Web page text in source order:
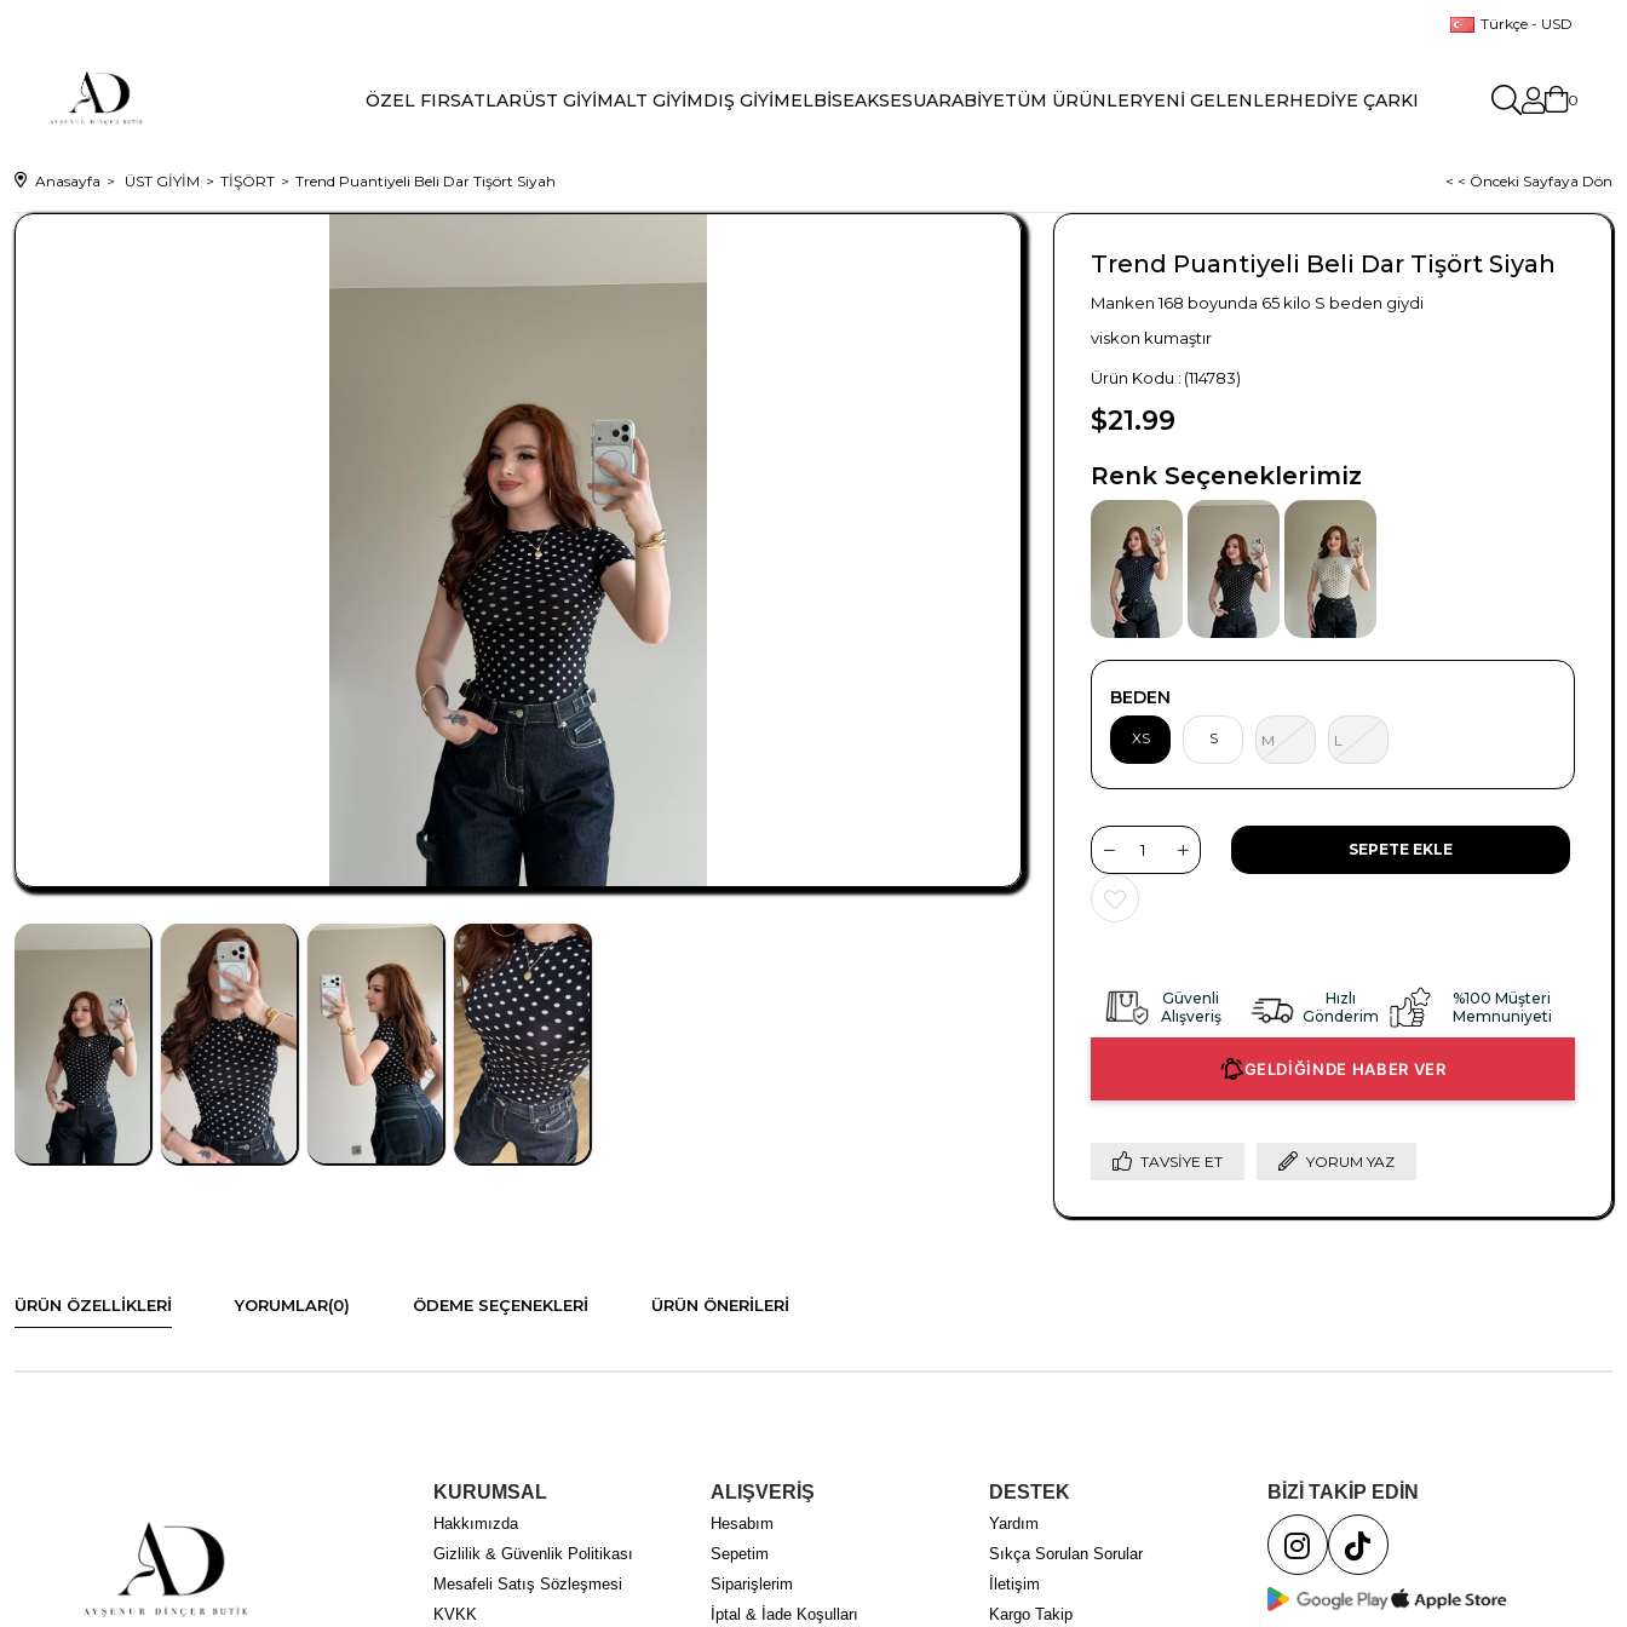
Türkçe - USD
ÖZEL FIRSATLARÜST GİYİMALT GİYİMDIŞ GİYİMELBİSEAKSESUARABİYETÜM ÜRÜNLERYENİ GELENLERHEDİYE ÇARKI 0
Anasayfa ÜST GİYİM TİŞÖRT Trend Puantiyeli Beli Dar Tişört Siyah < < Önceki Sayfaya Dön
Trend Puantiyeli Beli Dar Tişört Siyah
Manken 168 boyunda 65 kilo S beden giydi
viskon kumaştır
(114783)
$21.99
Renk Seçeneklerimiz
BEDEN
XS S M L
Güvenli
Alışveriş
Hızlı
Gönderim
%100 Müşteri
Memnuniyeti
GELDİĞİNDE HABER VER
TAVSIYE ET YORUM YAZ
ÜRÜN ÖZELLIKLERI YORUMLAR(0) ÖDEME SEÇENEKLERI ÜRÜN ÖNERILERI
KURUMSAL
Hakkımızda
Gizlilik & Güvenlik Politikası
Mesafeli Satış Sözleşmesi
KVKK
ALIŞVERİŞ
Hesabım
Sepetim
Siparişlerim
İptal & İade Koşulları
DESTEK
Yardım
Sıkça Sorulan Sorular
İletişim
Kargo Takip
BİZİ TAKİP EDİN